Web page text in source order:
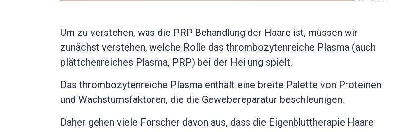
Um zu verstehen, was die PRP Behandlung der Haare ist, müssen wir
zunächst verstehen, welche Rolle das thrombozytenreiche Plasma (auch
plättchenreiches Plasma, PRP) bei der Heilung spielt.
Das thrombozytenreiche Plasma enthält eine breite Palette von Proteinen
und Wachstumsfaktoren, die die Gewebereparatur beschleunigen.
Daher gehen viele Forscher davon aus, dass die Eigenbluttherapie Haare